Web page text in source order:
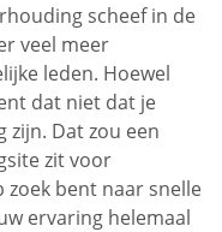
scheef in de
veel meer
leden. Hoewel
dat niet dat je
zijn. Dat zou een
zit voor
zoek bent naar snelle
ervaring helemaal